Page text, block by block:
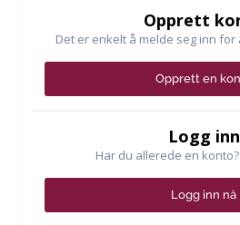
Opprett
Det er enkelt å melde seg inn
Opprett en
Logg inn
Har du allerede en
Logg inn nå